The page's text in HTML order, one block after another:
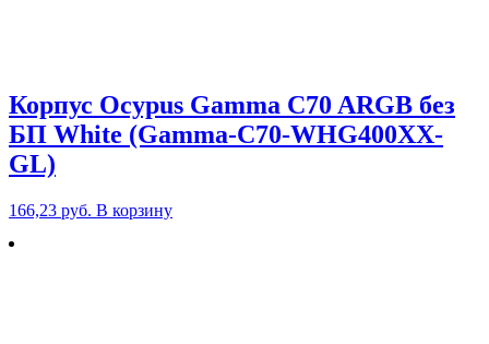
Корпус Ocypus Gamma C70 ARGB без
БП White (Gamma-C70-WHG400XX-
GL)
166,23 руб. В корзину